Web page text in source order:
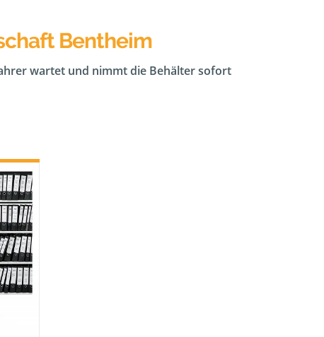
Bentheim
wartet und nimmt die Behälter sofort